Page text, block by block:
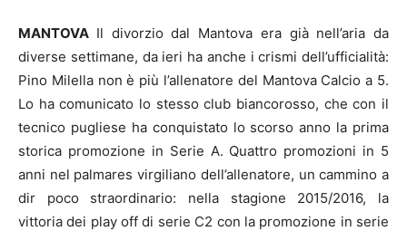
MANTOVA Il divorzio dal Mantova era già nell’aria da
diverse settimane, da ieri ha anche i crismi dell’ufficialità:
Pino Milella non è più l’allenatore del Mantova Calcio a 5.
Lo ha comunicato lo stesso club biancorosso, che con il
tecnico pugliese ha conquistato lo scorso anno la prima
storica promozione in Serie A. Quattro promozioni in 5
anni nel palmares virgiliano dell’allenatore, un cammino a
dir poco straordinario: nella stagione 2015/2016, la
vittoria dei play off di serie C2 con la promozione in serie